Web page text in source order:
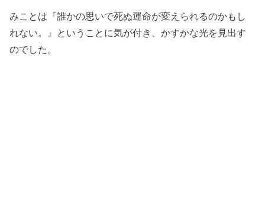
みことは『誰かの思いで死ぬ運命が変えられるのかもし
れない。』ということに気が付き、かすかな光を見出す
のでした。